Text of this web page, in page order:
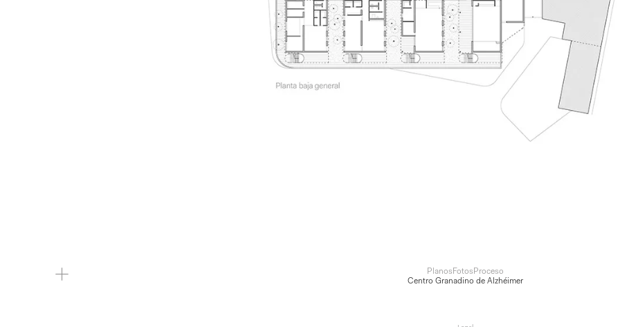
Planos Fotos Proceso
Centro Granadino de Alzhéimer